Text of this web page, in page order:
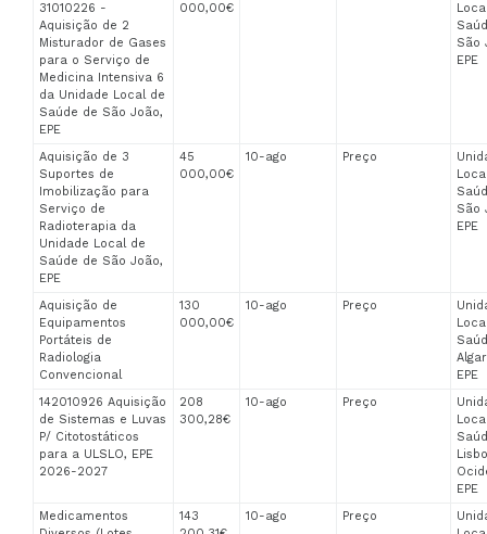
31010226 -
Aquisição de 2
Misturador de Gases
para o Serviço de
Medicina Intensiva 6
da Unidade Local de
Saúde de São João,
EPE
000,00€
São
EPE
Aquisição de 3
Suportes de
Imobilização para
Serviço de
Radioterapia da
Unidade Local de
Saúde de São João,
EPE
45
000,00€
10-ago Preço
São
EPE
Aquisição de
Equipamentos
Portáteis de
Radiologia
Convencional
130
000,00€
10-ago Preço
EPE
142010926 Aquisição
de Sistemas e Luvas
P/ Citotostáticos
para a ULSLO, EPE
2026-2027
208
300,28€
10-ago Preço
EPE
Medicamentos
143
10-ago Preço